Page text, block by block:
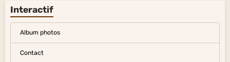
Interactif
Album photos
Contact